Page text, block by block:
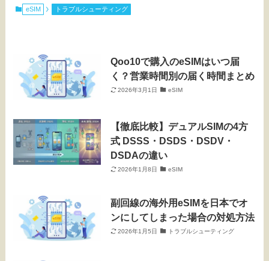
eSIM トラブルシューティング
Qoo10で購入のeSIMはいつ届
く？営業時間別の届く時間まとめ
2026年3月1日 eSIM
【徹底比較】デュアルSIMの4方
式 DSSS・DSDS・DSDV・
DSDAの違い
2026年1月8日 eSIM
副回線の海外用eSIMを日本でオ
ンにしてしまった場合の対処方法
2026年1月5日 トラブルシューティング